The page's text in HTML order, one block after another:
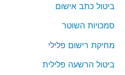
ביטול כתב אישום
סמכויות השוטר
מחיקת רישום פלילי
ביטול הרשעה פלילית